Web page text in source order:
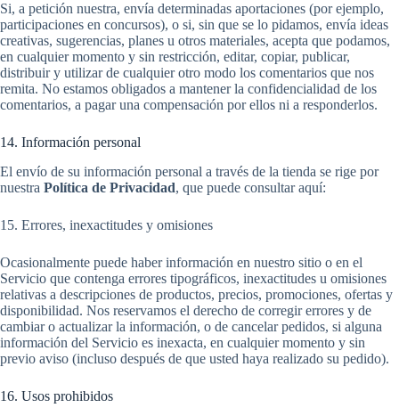
Si, a petición nuestra, envía determinadas aportaciones (por ejemplo,
participaciones en concursos), o si, sin que se lo pidamos, envía ideas
creativas, sugerencias, planes u otros materiales, acepta que podamos,
en cualquier momento y sin restricción, editar, copiar, publicar,
distribuir y utilizar de cualquier otro modo los comentarios que nos
remita. No estamos obligados a mantener la confidencialidad de los
comentarios, a pagar una compensación por ellos ni a responderlos.
14. Información personal
El envío de su información personal a través de la tienda se rige por
nuestra Política de Privacidad, que puede consultar aquí:
15. Errores, inexactitudes y omisiones
Ocasionalmente puede haber información en nuestro sitio o en el
Servicio que contenga errores tipográficos, inexactitudes u omisiones
relativas a descripciones de productos, precios, promociones, ofertas y
disponibilidad. Nos reservamos el derecho de corregir errores y de
cambiar o actualizar la información, o de cancelar pedidos, si alguna
información del Servicio es inexacta, en cualquier momento y sin
previo aviso (incluso después de que usted haya realizado su pedido).
16. Usos prohibidos